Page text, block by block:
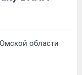
области